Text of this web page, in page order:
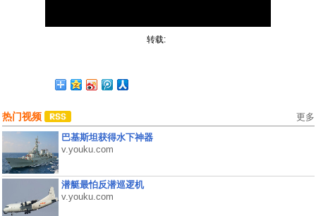
转载:
热门视频 更多
巴基斯坦获得水下神器
v.youku.com
潜艇最怕反潜巡逻机
v.youku.com